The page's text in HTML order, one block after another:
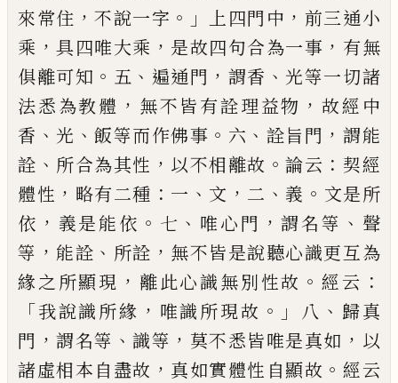
來常住 ，不說一字 。」 上四門中 ， 前三通小
乘 ，具四唯大乘 ， 是故四句合為一事 ， 有無
俱離可知 。 五 、 遍通門 ， 謂香 、 光等一切諸
法悉為教體 ， 無不皆有詮理益物 ， 故經 中
香 、 光 、飯等而作佛事 。 六 、 詮旨門 ，謂能
詮 、 所合為其性 ， 以不相離故 。論云 ： 契經
體性 ， 略有二種 ： 一 、 文 ， 二 、 義 。 文是所
依 ， 義是能依 。 七 、 唯心門 ，謂名等 、 聲
等 ， 能詮 、 所詮 ， 無不皆是說聽心識更互為
緣之所顯現 ， 離此心識無別性故 。 經云 ：
「我說識所緣 ， 唯識所現故 。」 八 、 歸真
門 ，謂名等 、識等 ， 莫不悉皆唯是真如 ， 以
諸虛相本自盡故 ， 真如實體性自顯故 。 經云